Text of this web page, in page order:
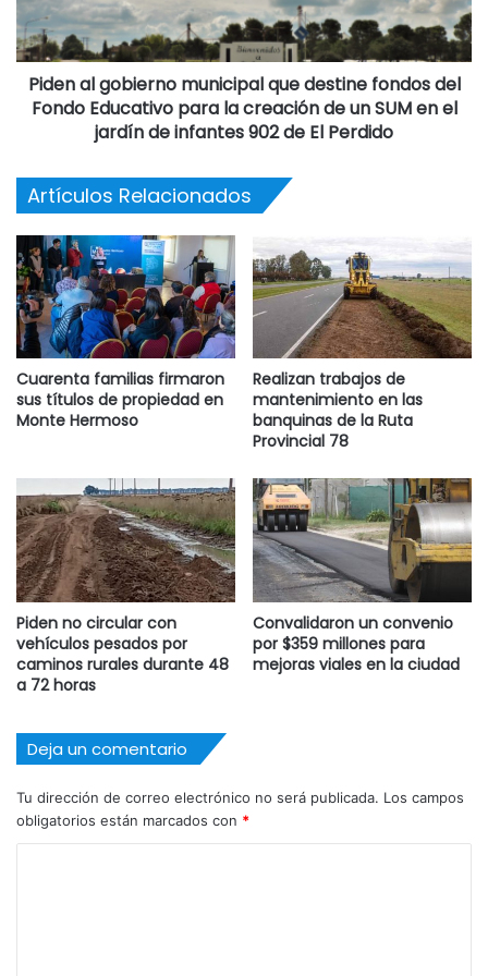
A las 20 h, El Zar (Noticias Monte Hermoso). (16-09-25).
Destacadas
Piden al gobierno municipal que destine fondos del
Fondo Educativo para la creación de un SUM en el
jardín de infantes 902 de El Perdido
Artículos Relacionados
Cuarenta familias firmaron
sus títulos de propiedad en
Monte Hermoso
Realizan trabajos de
mantenimiento en las
banquinas de la Ruta
Provincial 78
Piden no circular con
vehículos pesados por
caminos rurales durante 48
a 72 horas
Convalidaron un convenio
por $359 millones para
mejoras viales en la ciudad
Deja un comentario
Tu dirección de correo electrónico no será publicada. Los campos
obligatorios están marcados con *